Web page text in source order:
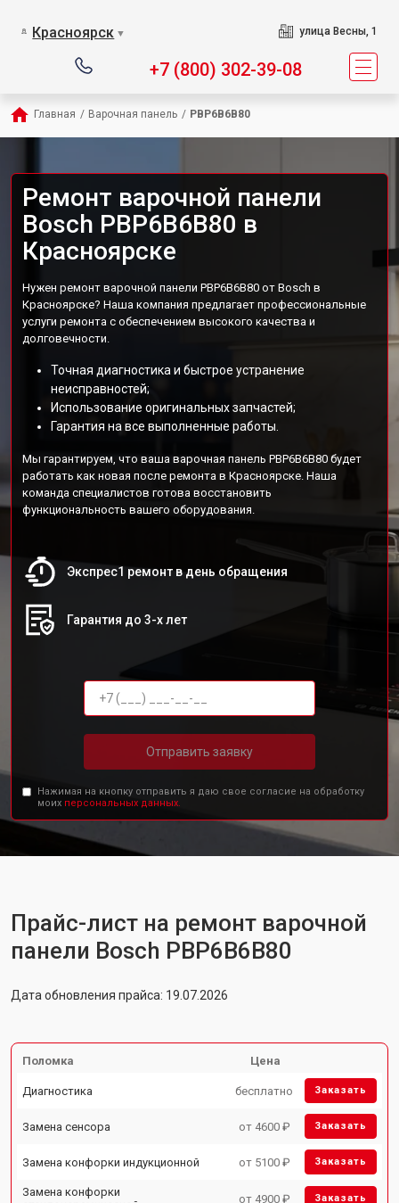
Красноярск ▼ улица Весны, 1
+7 (800) 302-39-08
Главная / Варочная панель / PBP6B6B80
Ремонт варочной панели
Bosch PBP6B6B80 в
Красноярске
Нужен ремонт варочной панели PBP6B6B80 от Bosch в
Красноярске? Наша компания предлагает профессиональные
услуги ремонта с обеспечением высокого качества и
долговечности.
Точная диагностика и быстрое устранение
неисправностей;
Использование оригинальных запчастей;
Гарантия на все выполненные работы.
Мы гарантируем, что ваша варочная панель PBP6B6B80 будет
работать как новая после ремонта в Красноярске. Наша
команда специалистов готова восстановить
функциональность вашего оборудования.
Экспрес1 ремонт в день обращения
Гарантия до 3-х лет
Отправить заявку
Нажимая на кнопку отправить я даю свое согласие на обработку
моих персональных данных.
Прайс-лист на ремонт варочной
панели Bosch PBP6B6B80
Дата обновления прайса: 19.07.2026
Поломка Цена
Диагностика бесплатно Заказать
Замена сенсора от 4600 ₽ Заказать
Замена конфорки индукционной от 5100 ₽ Заказать
Замена конфорки
от 4900 ₽ Заказать